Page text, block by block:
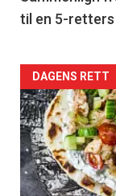
til en 5-retters
Forsiden
akkurat
nå
-
DAGENS RETT